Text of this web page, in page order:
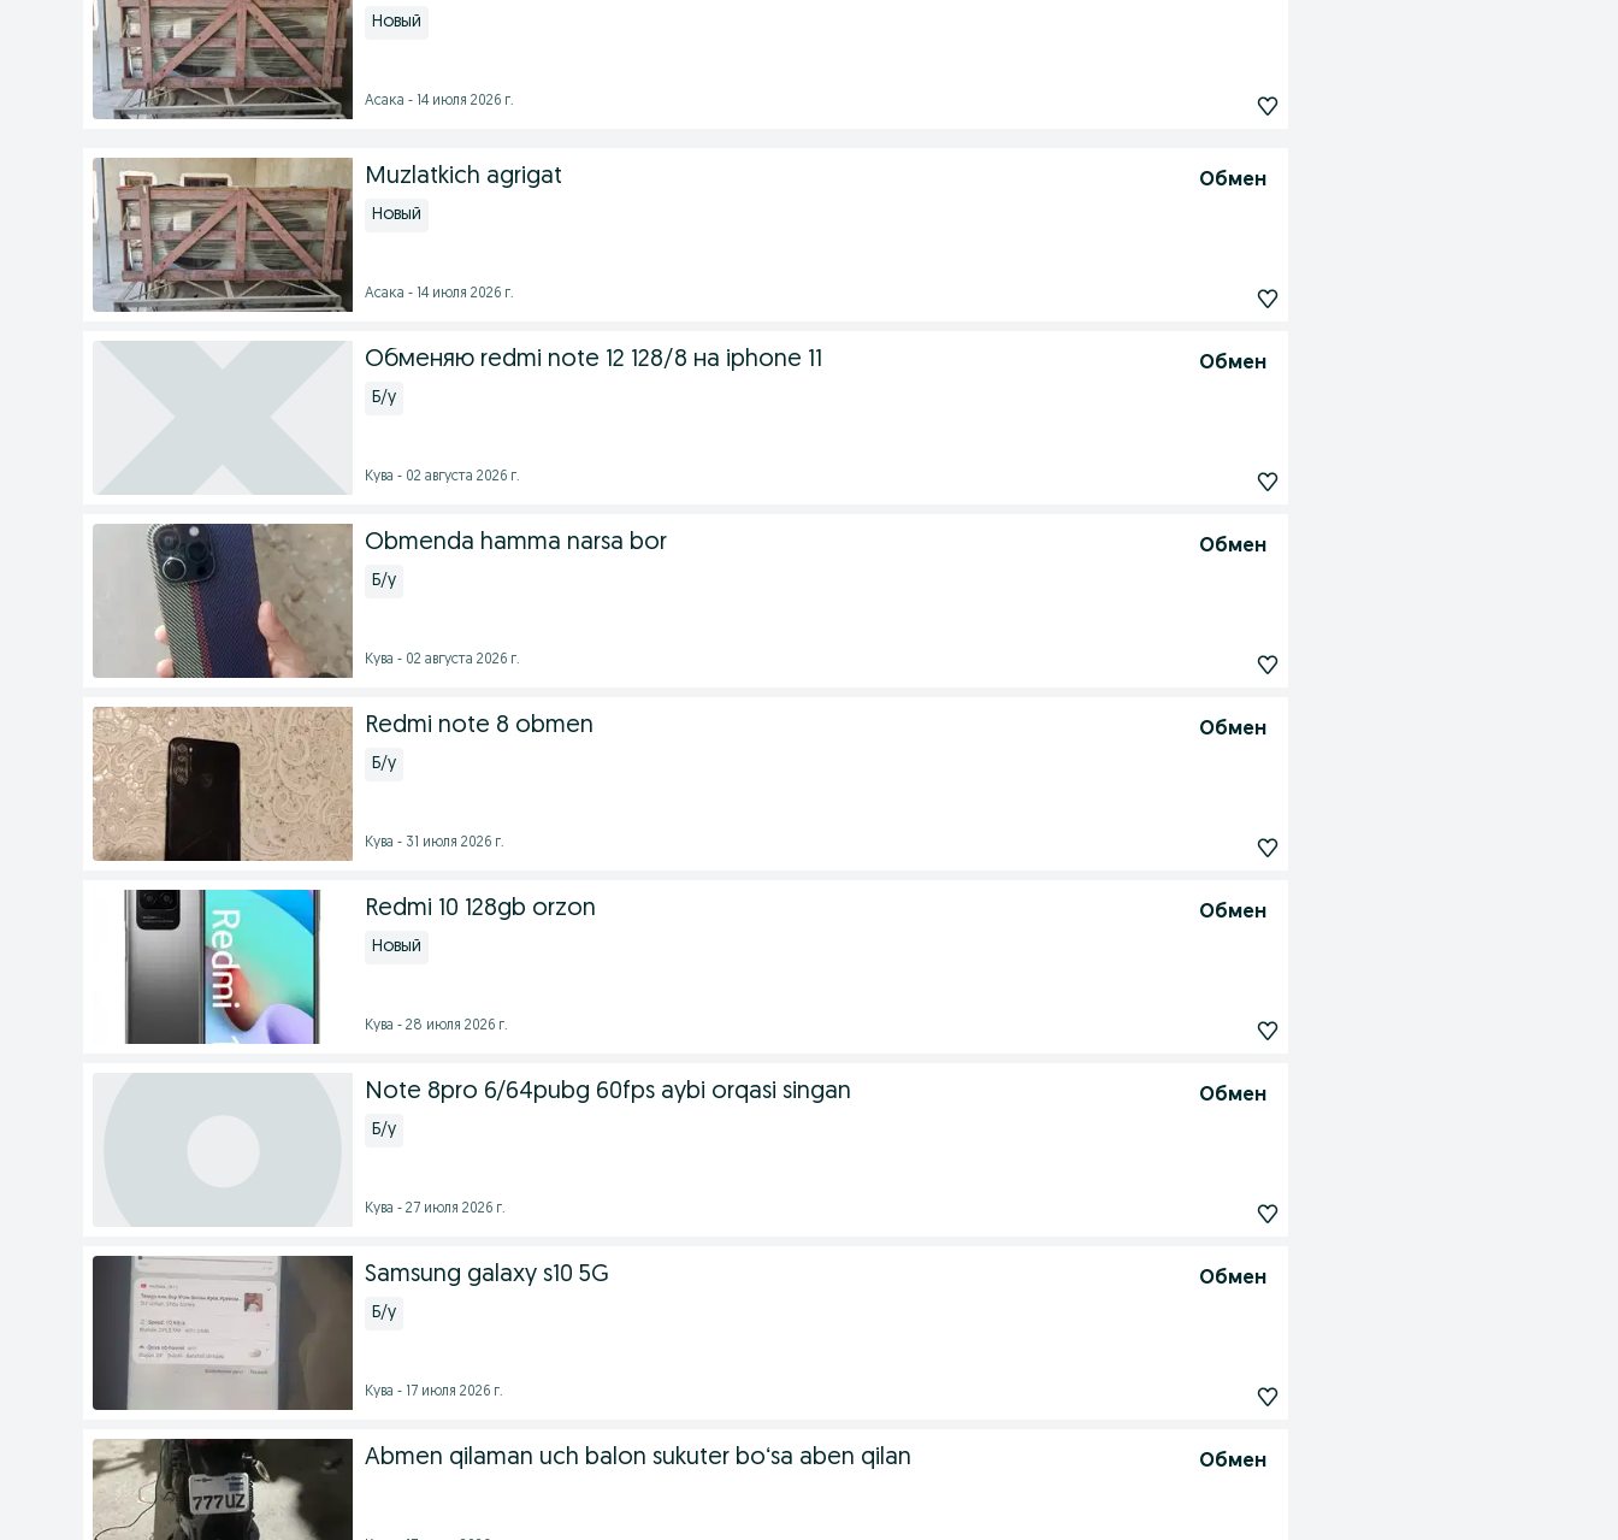
Новый
Асака - 14 июля 2026 г.
Muzlatkich agrigat Обмен
Новый
Асака - 14 июля 2026 г.
Обменяю redmi note 12 128/8 на iphone 11 Обмен
Б/у
Кува - 02 августа 2026 г.
Obmenda hamma narsa bor Обмен
Б/у
Кува - 02 августа 2026 г.
Redmi note 8 obmen Обмен
Б/у
Кува - 31 июля 2026 г.
Redmi 10 128gb orzon Обмен
Новый
Кува - 28 июля 2026 г.
Note 8pro 6/64pubg 60fps aybi orqasi singan Обмен
Б/у
Кува - 27 июля 2026 г.
Samsung galaxy s10 5G Обмен
Б/у
Кува - 17 июля 2026 г.
Abmen qilaman uch balon sukuter boʻsa aben qilan Обмен